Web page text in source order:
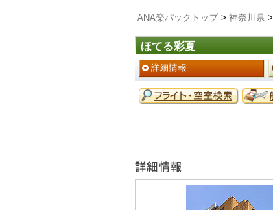
ANA楽パックトップ> 神奈川県 >
ほてる彩夏
ペ
ー
ジ
メ
ニ
詳細情報
予
約